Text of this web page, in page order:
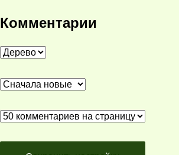
Комментарии